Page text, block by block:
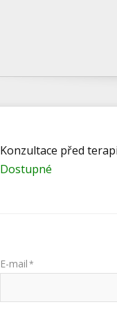
Konzultace před
Dostupné
E-mail*